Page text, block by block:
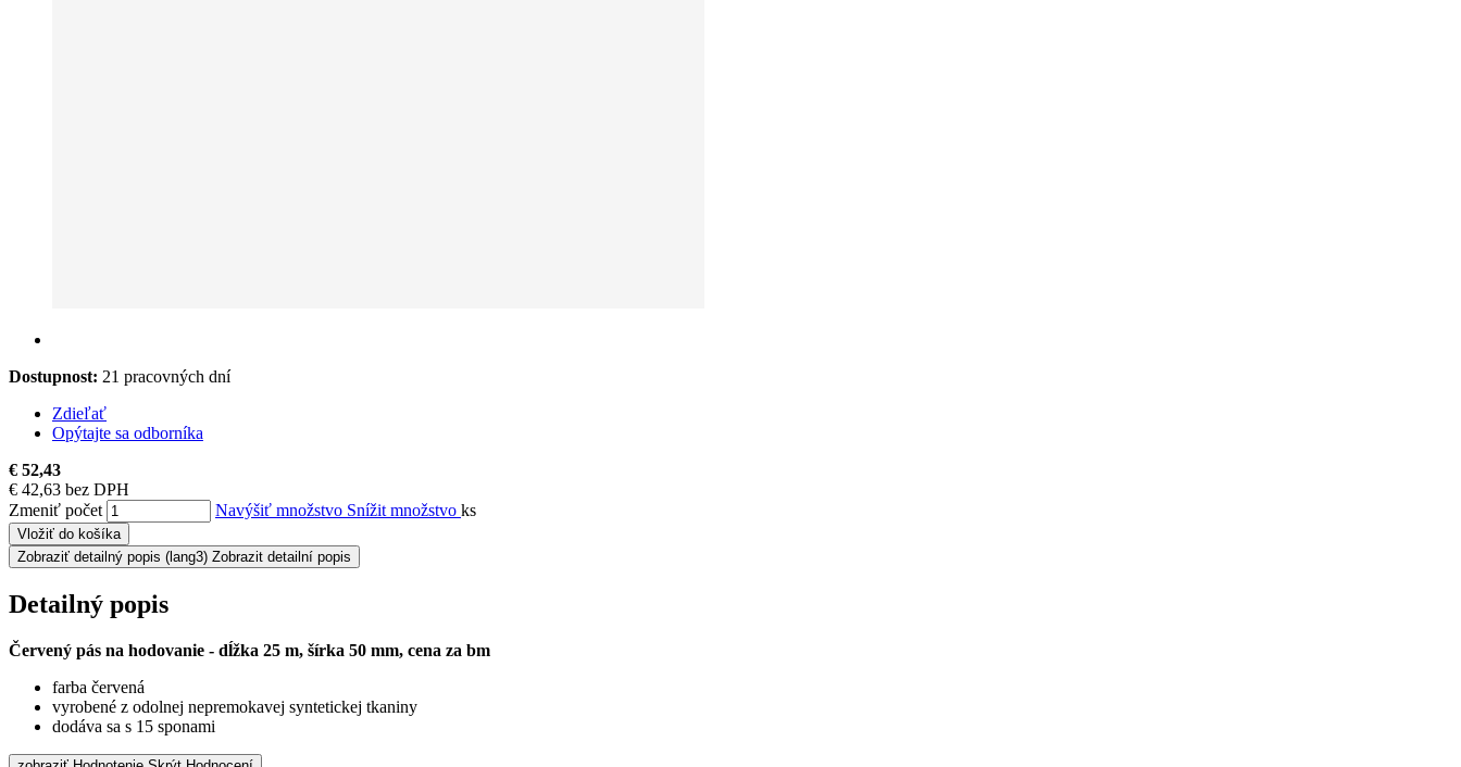
Dostupnost: 21 pracovných dní
Zdieľať
Opýtajte sa odborníka
€ 52,43
€ 42,63 bez DPH
Zmeniť počet
Navýšiť množstvo Snížit množstvo ks
Vložiť do košíka
Zobraziť detailný popis (lang3) Zobrazit detailní popis
Detailný popis
Červený pás na hodovanie - dĺžka 25 m, šírka 50 mm, cena za bm
farba červená
vyrobené z odolnej nepremokavej syntetickej tkaniny
dodáva sa s 15 sponami